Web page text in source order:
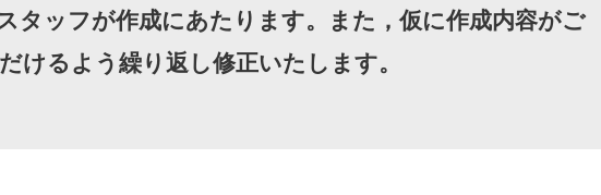
タッフが作成にあたります。また，仮に作成内容がご
けるよう繰り返し修正いたします。